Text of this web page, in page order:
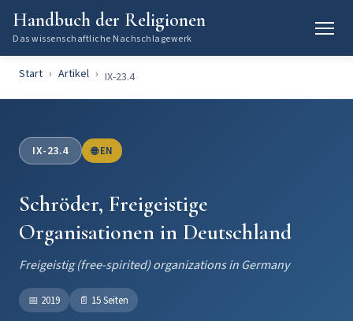
Handbuch der Religionen
Das wissenschaftliche Nachschlagewerk
Start Artikel IX-23.4
IX-23.4 🌐 EN
Schröder, Freigeistige
Organisationen in Deutschland
Freigeistig (free-spirited) organizations in Germany
📅 2019 📄 15 Seiten